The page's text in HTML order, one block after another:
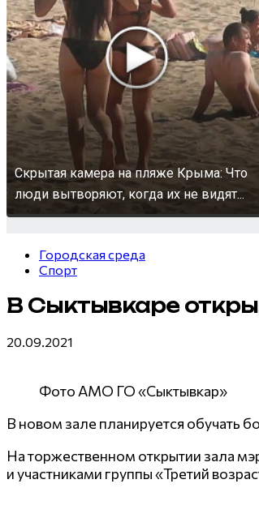
Скрытая камера на пляже Крыма: Что
люди вытворяют, когда их не видят...
Городская среда
Спорт
В Сыктывкаре
20.09.2021
Фото АМО ГО «Сыктывкар»
В новом зале планируется обучать
На торжественном открытии зала
и участниками группы «Третий